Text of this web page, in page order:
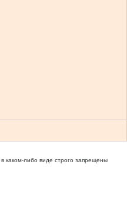
каком-либо виде строго запрещены